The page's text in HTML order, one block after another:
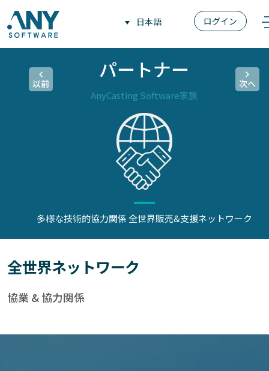
ログイン
日本語
パートナー
AnyCasting Software家族
次へ
以前
多様な技術的協力関係全世界販売&支援ネットワーク
全世界ネットワーク
協業 & 協力関係